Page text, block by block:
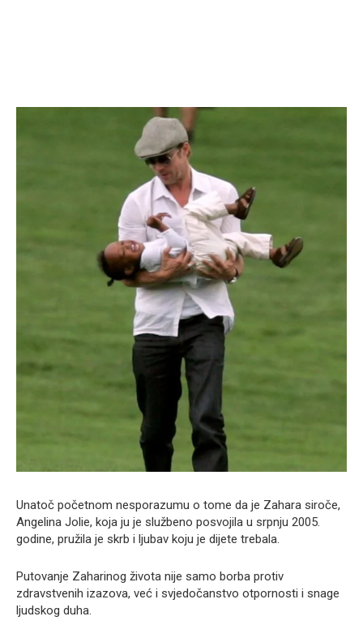
Unatoč početnom nesporazumu o tome da je Zahara siroče,
Angelina Jolie, koja ju je službeno posvojila u srpnju 2005.
godine, pružila je skrb i ljubav koju je dijete trebala.
Putovanje Zaharinog života nije samo borba protiv
zdravstvenih izazova, već i svjedočanstvo otpornosti i snage
ljudskog duha.